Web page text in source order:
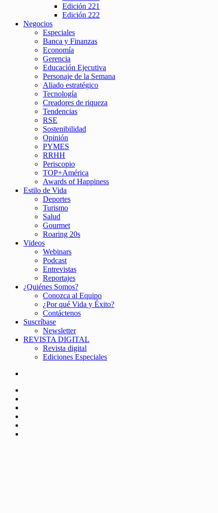
Edición 221
Edición 222
Negocios
Especiales
Banca y Finanzas
Economía
Gerencia
Educación Ejecutiva
Personaje de la Semana
Aliado estratégico
Tecnología
Creadores de riqueza
Tendencias
RSE
Sostenibilidad
Opinión
PYMES
RRHH
Periscopio
TOP+América
Awards of Happiness
Estilo de Vida
Deportes
Turismo
Salud
Gourmet
Roaring 20s
Videos
Webinars
Podcast
Entrevistas
Reportajes
¿Quiénes Somos?
Conozca al Equipo
¿Por qué Vida y Éxito?
Contáctenos
Suscríbase
Newsletter
REVISTA DIGITAL
Revista digital
Ediciones Especiales